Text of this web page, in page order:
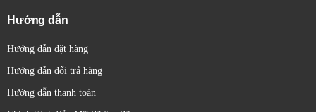
an toàn.
7. Nút Nhấn (Push Button):
mạch điều khiển trong thời gian ngắn.
Công dụng:
Hướng dẫn
Hướng dẫn đặt hàng
Hướng dẫn đổi trả hàng
Hướng dẫn thanh toán